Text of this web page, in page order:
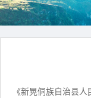
《新晃侗族自治县